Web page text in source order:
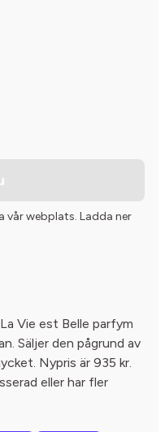
vår webplats. Ladda ner
Vie est Belle parfym
Säljer den pågrund av
Nypris är 935 kr.
eller har fler